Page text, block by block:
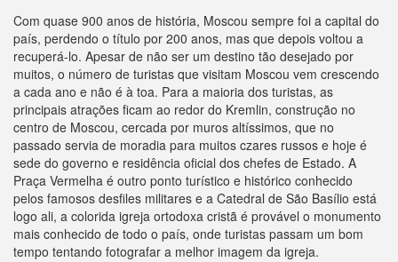
Com quase 900 anos de história, Moscou sempre foi a capital do
país, perdendo o título por 200 anos, mas que depois voltou a
recuperá-lo. Apesar de não ser um destino tão desejado por
muitos, o número de turistas que visitam Moscou vem crescendo
a cada ano e não é à toa. Para a maioria dos turistas, as
principais atrações ficam ao redor do Kremlin, construção no
centro de Moscou, cercada por muros altíssimos, que no
passado servia de moradia para muitos czares russos e hoje é
sede do governo e residência oficial dos chefes de Estado. A
Praça Vermelha é outro ponto turístico e histórico conhecido
pelos famosos desfiles militares e a Catedral de São Basílio está
logo ali, a colorida igreja ortodoxa cristã é provável o monumento
mais conhecido de todo o país, onde turistas passam um bom
tempo tentando fotografar a melhor imagem da igreja.